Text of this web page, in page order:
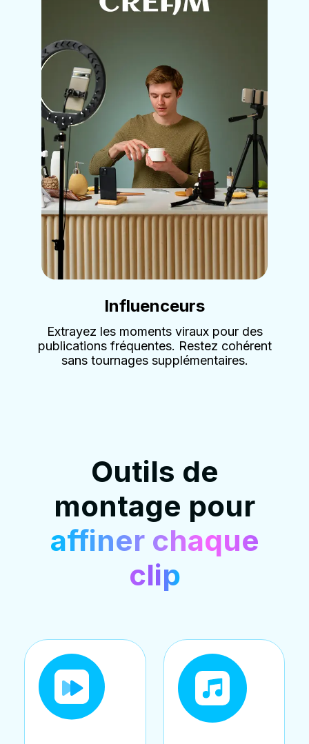
Influenceurs
Extrayez les moments viraux pour des
publications fréquentes. Restez cohérent
sans tournages supplémentaires.
Outils de
montage pour
affiner chaque
clip